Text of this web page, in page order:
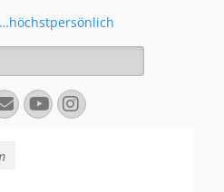
YouTube
Instagram